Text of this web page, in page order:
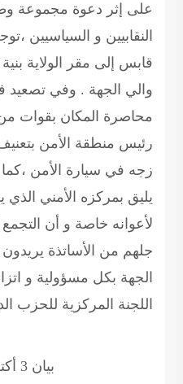
على إثر دعوة مجموعة
النقابيين و السياسيين
قابس إلى مقر الولاية
والي الجهة . وفي تصعيد
محاصرة المكان بقوات من
رئيس منطقة الأمن
زجه في سيارة الأمن ،كما
يليق بمركزه الأمني
لأعوانه خاصة و أن
جلهم من الأساتذة
الجهة بكل مسؤولية و
اللجنة المركزية للحزب
بيان3 أكتوبر 2007